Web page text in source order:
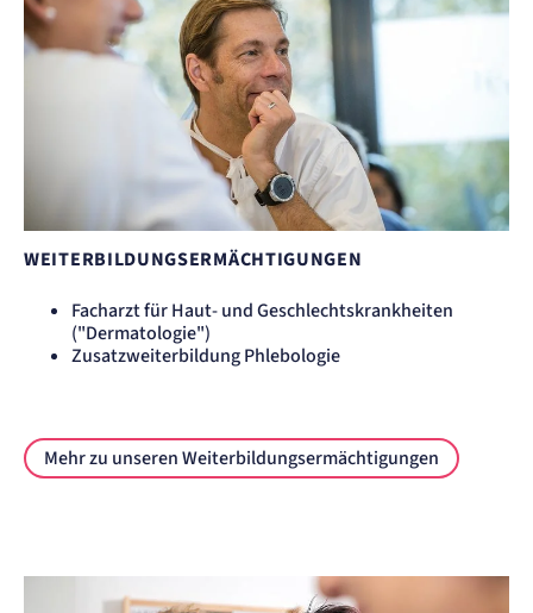
WEITERBILDUNGSERMÄCHTIGUNGEN
Facharzt für Haut- und Geschlechtskrankheiten
("Dermatologie")
Zusatzweiterbildung Phlebologie
Mehr zu unseren Weiterbildungsermächtigungen